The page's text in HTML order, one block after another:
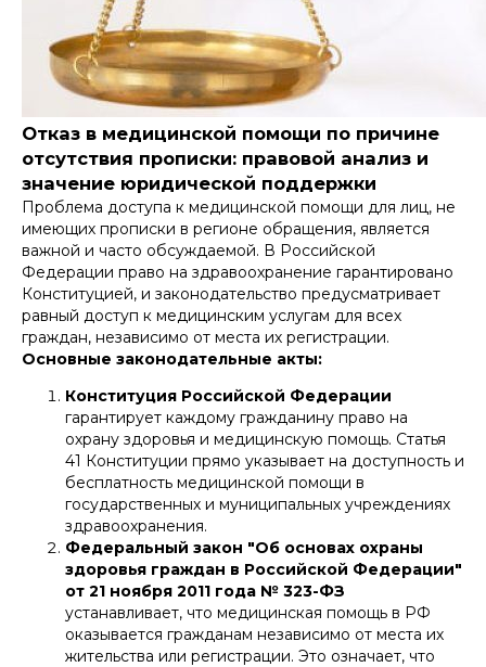
Отказ в медицинской помощи по причине
отсутствия прописки: правовой анализ и
значение юридической поддержки
Проблема доступа к медицинской помощи для лиц, не
имеющих прописки в регионе обращения, является
важной и часто обсуждаемой. В Российской
Федерации право на здравоохранение гарантировано
Конституцией, и законодательство предусматривает
равный доступ к медицинским услугам для всех
граждан, независимо от места их регистрации.
Основные законодательные акты:
Конституция Российской Федерации
гарантирует каждому гражданину право на
охрану здоровья и медицинскую помощь. Статья
41 Конституции прямо указывает на доступность и
бесплатность медицинской помощи в
государственных и муниципальных учреждениях
здравоохранения.
Федеральный закон "Об основах охраны
здоровья граждан в Российской Федерации"
от 21 ноября 2011 года № 323-ФЗ
устанавливает, что медицинская помощь в РФ
оказывается гражданам независимо от места их
жительства или регистрации. Это означает, что